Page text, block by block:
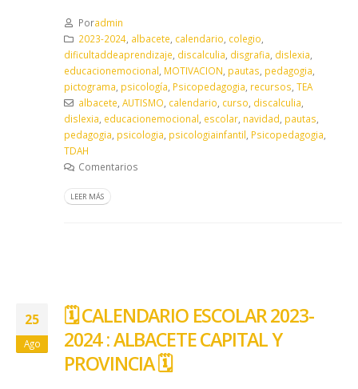
Poradmin
2023-2024, albacete, calendario, colegio,
dificultaddeaprendizaje, discalculia, disgrafia, dislexia,
educacionemocional, MOTIVACION, pautas, pedagogia,
pictograma, psicología, Psicopedagogia, recursos, TEA
albacete, AUTISMO, calendario, curso, discalculia,
dislexia, educacionemocional, escolar, navidad, pautas,
pedagogia, psicologia, psicologiainfantil, Psicopedagogia,
TDAH
Comentarios
LEER MÁS
25
Ago
🗓️ CALENDARIO ESCOLAR 2023-
2024 : ALBACETE CAPITAL Y
PROVINCIA 🗓️